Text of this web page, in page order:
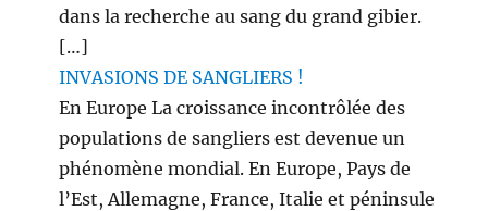
dans la recherche au sang du grand gibier.
[…]
INVASIONS DE SANGLIERS !
En Europe La croissance incontrôlée des
populations de sangliers est devenue un
phénomène mondial. En Europe, Pays de
l’Est, Allemagne, France, Italie et péninsule